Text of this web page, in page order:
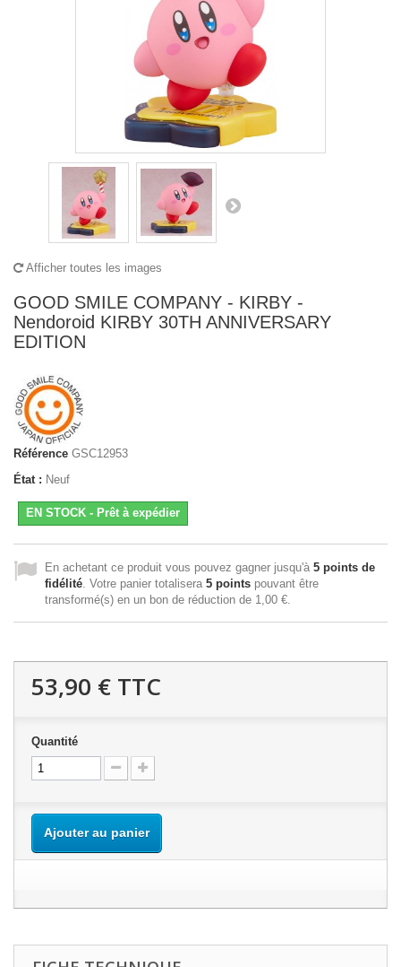
Afficher toutes les images
GOOD SMILE COMPANY - KIRBY -
Nendoroid KIRBY 30TH ANNIVERSARY
EDITION
Référence GSC12953
État : Neuf
EN STOCK - Prêt à expédier
En achetant ce produit vous pouvez gagner jusqu'à 5 points de
fidélité . Votre panier totalisera 5 points pouvant être
transformé(s) en un bon de réduction de 1,00 €
53,90 € TTC
Quantité
Ajouter au panier